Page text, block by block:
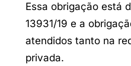
Essa obrigação está
13931/19 e a
atendidos tanto na
privada.